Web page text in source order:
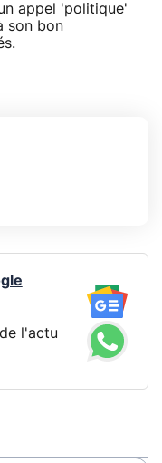
appel 'politique'
son bon
l'actu